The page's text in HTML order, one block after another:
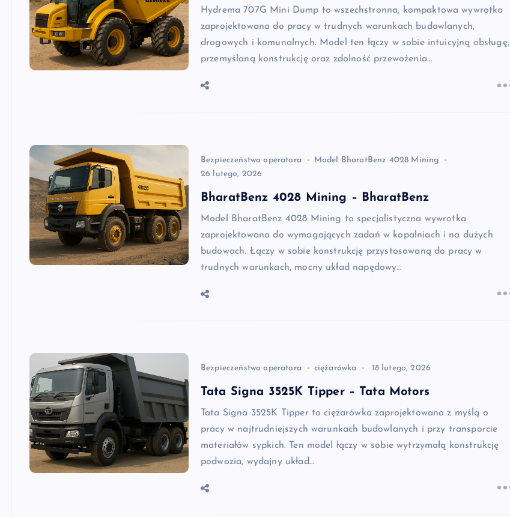
Hydrema 707G Mini Dump to wszechstronna, kompaktowa wywrotka
zaprojektowana do pracy w trudnych warunkach budowlanych,
drogowych i komunalnych. Model ten łączy w sobie intuicyjną obsługę,
przemyślaną konstrukcję oraz zdolność przewożenia…
Bezpieczeństwo operatora
Model BharatBenz 4028 Mining
26 lutego, 2026
BharatBenz 4028 Mining – BharatBenz
Model BharatBenz 4028 Mining to specjalistyczna wywrotka
zaprojektowana do wymagających zadań w kopalniach i na dużych
budowach. Łączy w sobie konstrukcję przystosowaną do pracy w
trudnych warunkach, mocny układ napędowy…
Bezpieczeństwo operatora ciężarówka 18 lutego, 2026
Tata Signa 3525K Tipper – Tata Motors
Tata Signa 3525K Tipper to ciężarówka zaprojektowana z myślą o
pracy w najtrudniejszych warunkach budowlanych i przy transporcie
materiałów sypkich. Ten model łączy w sobie wytrzymałą konstrukcję
podwozia, wydajny układ…